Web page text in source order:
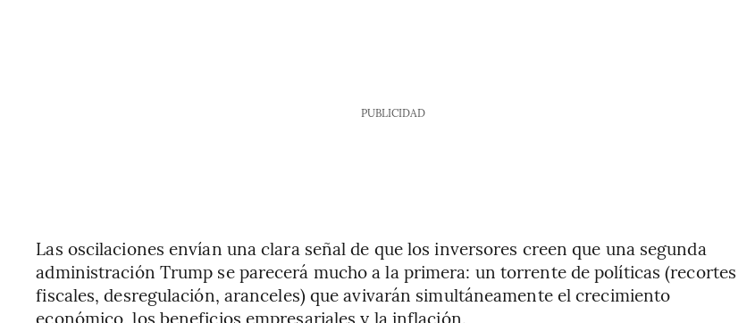
PUBLICIDAD
Las oscilaciones envían una clara señal de que los inversores creen que una segunda
administración Trump se parecerá mucho a la primera: un torrente de políticas (recortes
fiscales, desregulación, aranceles) que avivarán simultáneamente el crecimiento
económico, los beneficios empresariales y la inflación.